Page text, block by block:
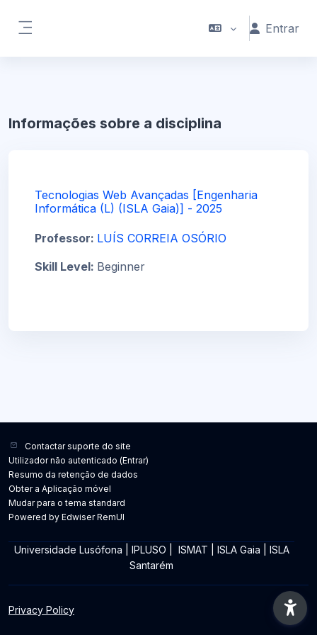
Entrar
Informações sobre a disciplina
Tecnologias Web Avançadas [Engenharia
Informática (L) (ISLA Gaia)] - 2025
Professor: LUÍS CORREIA OSÓRIO
Skill Level: Beginner
Contactar suporte do site
Utilizador não autenticado (Entrar)
Resumo da retenção de dados
Obter a Aplicação móvel
Mudar para o tema standard
Powered by Edwiser RemUI
Universidade Lusófona IPLUSO ISMAT ISLA Gaia
ISLA
Santarém
Privacy Policy